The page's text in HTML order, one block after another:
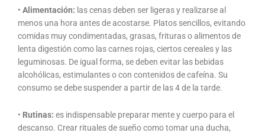
• Alimentación: las cenas deben ser ligeras y realizarse al
menos una hora antes de acostarse. Platos sencillos, evitando
comidas muy condimentadas, grasas, frituras o alimentos de
lenta digestión como las carnes rojas, ciertos cereales y las
leguminosas. De igual forma, se deben evitar las bebidas
alcohólicas, estimulantes o con contenidos de cafeína. Su
consumo se debe suspender a partir de las 4 de la tarde.
• Rutinas: es indispensable preparar mente y cuerpo para el
descanso. Crear rituales de sueño como tomar una ducha,